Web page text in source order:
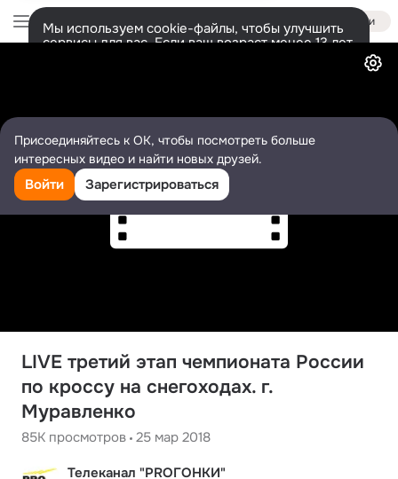
LIVE третий этап чемпионата России
по кроссу на снегоходах. г.
Муравленко
85K просмотров 25 мар 2018
Телеканал "PROГОНКИ"
Войти
Мы используем cookie-файлы, чтобы улучшить
сервисы для вас. Если ваш возраст менее 13 лет,
Присоединяйтесь к ОК, чтобы посмотреть больше
интересных видео и найти новых друзей.
Войти Зарегистрироваться